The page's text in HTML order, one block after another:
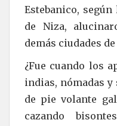
Estebanico,
de Niza,
demás ciudades de
¿Fue cuando los
indias, nómadas y
de pie volante
cazando